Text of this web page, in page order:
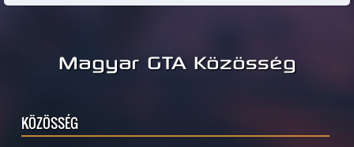
Magyar GTA Közösség
KÖZÖSSÉG